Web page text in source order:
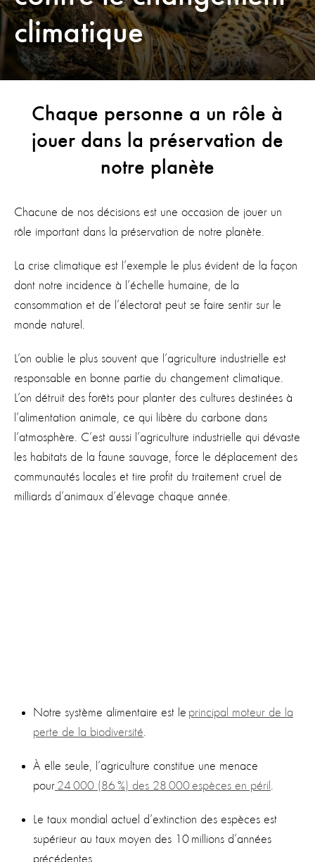
climatique
Chaque personne a un rôle à
jouer dans la préservation de
notre planète
Chacune de nos décisions est une occasion de jouer un
rôle important dans la préservation de notre planète.
La crise climatique est l’exemple le plus évident de la façon
dont notre incidence à l’échelle humaine, de la
consommation et de l’électorat peut se faire sentir sur le
monde naturel.
L’on oublie le plus souvent que l’agriculture industrielle est
responsable en bonne partie du changement climatique.
L’on détruit des forêts pour planter des cultures destinées à
l’alimentation animale, ce qui libère du carbone dans
l’atmosphère. C’est aussi l’agriculture industrielle qui dévaste
les habitats de la faune sauvage, force le déplacement des
communautés locales et tire profit du traitement cruel de
milliards d’animaux d’élevage chaque année.
Notre système alimentaire est le principal moteur de la
perte de la biodiversité.
À elle seule, l’agriculture constitue une menace
pour 24 000 (86 %) des 28 000 espèces en péril .
Le taux mondial actuel d’extinction des espèces est
supérieur au taux moyen des 10 millions d’années